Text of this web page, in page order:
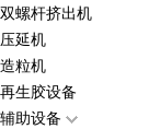
双螺杆挤出机
压延机
造粒机
再生胶设备
辅助设备